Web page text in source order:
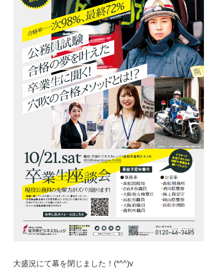
大盛況にて幕を閉じました！(*^^)v